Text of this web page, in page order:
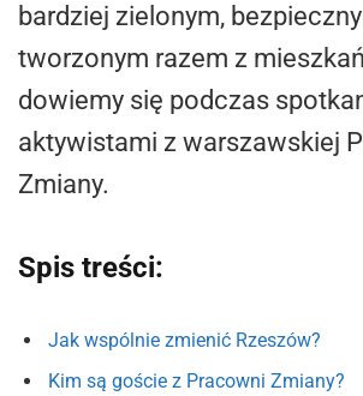
bardziej zielonym,
tworzonym razem z
dowiemy się podczas
aktywistami z warszawskiej
Zmiany.
Spis treści:
Jak wspólnie zmienić Rzeszów?
Kim są goście z Pracowni Zmiany?